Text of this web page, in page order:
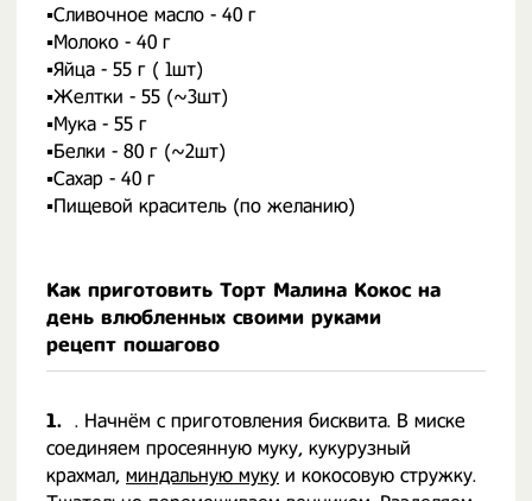
▪️Сливочное масло - 40 г
▪️Молоко - 40 г
▪️Яйца - 55 г ( 1шт)
▪️Желтки - 55 (~3шт)
▪️Мука - 55 г
▪️Белки - 80 г (~2шт)
▪️Сахар - 40 г
▪️Пищевой краситель (по желанию)
Как приготовить Торт Малина Кокос на
день влюбленных своими руками
рецепт пошагово
1. . Начнём с приготовления бисквита. В миске
соединяем просеянную муку, кукурузный
крахмал, миндальную муку и кокосовую стружку.